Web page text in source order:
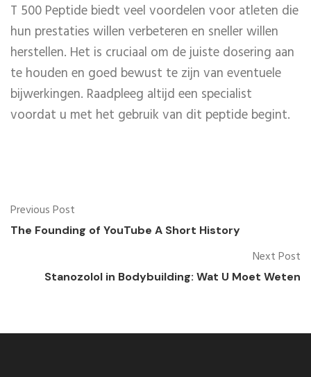
T 500 Peptide biedt veel voordelen voor atleten die
hun prestaties willen verbeteren en sneller willen
herstellen. Het is cruciaal om de juiste dosering aan
te houden en goed bewust te zijn van eventuele
bijwerkingen. Raadpleeg altijd een specialist
voordat u met het gebruik van dit peptide begint.
Previous Post
The Founding of YouTube A Short History
Next Post
Stanozolol in Bodybuilding: Wat U Moet Weten